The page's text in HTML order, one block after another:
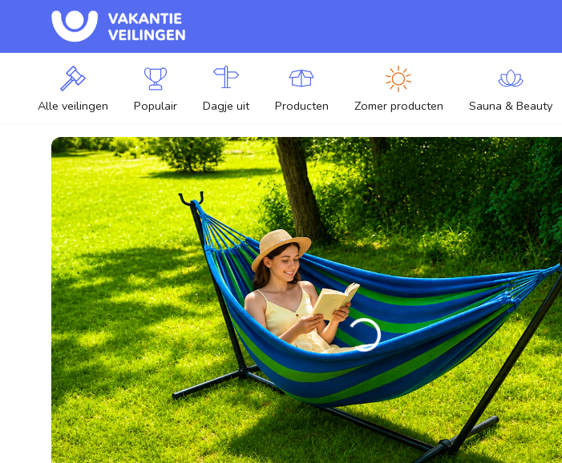
Alle veilingen Populair Dagje uit Producten Zomer producten Sauna & Beauty